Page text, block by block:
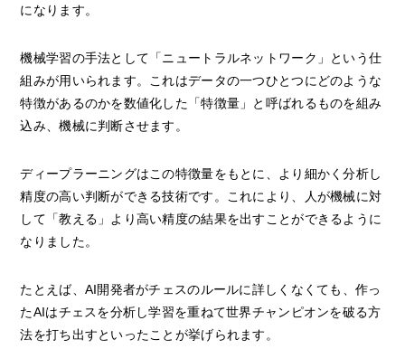
になります。
機械学習の手法として「ニュートラルネットワーク」という仕
組みが用いられます。これはデータの一つひとつにどのような
特徴があるのかを数値化した「特徴量」と呼ばれるものを組み
込み、機械に判断させます。
ディープラーニングはこの特徴量をもとに、より細かく分析し
精度の高い判断ができる技術です。これにより、人が機械に対
して「教える」より高い精度の結果を出すことができるように
なりました。
たとえば、AI開発者がチェスのルールに詳しくなくても、作っ
たAIはチェスを分析し学習を重ねて世界チャンピオンを破る方
法を打ち出すといったことが挙げられます。